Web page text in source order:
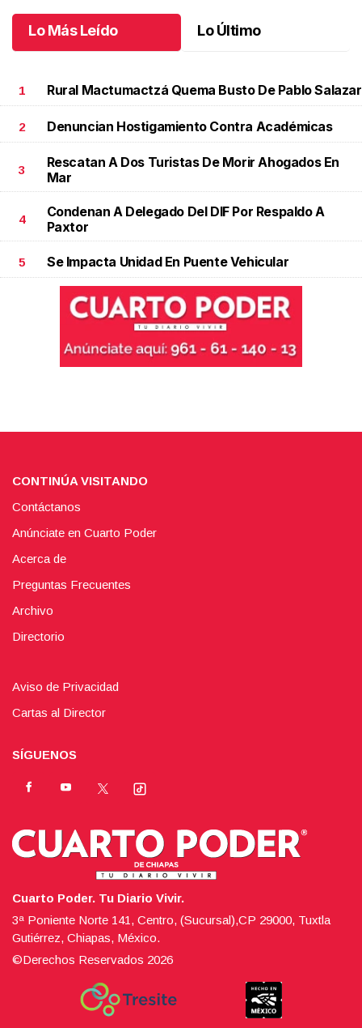
Lo Más Leído Lo Último
1 Rural Mactumactzá Quema Busto De Pablo Salazar
2 Denuncian Hostigamiento Contra Académicas
3
Rescatan A Dos Turistas De Morir Ahogados En
Mar
4
Condenan A Delegado Del DIF Por Respaldo A
Paxtor
5 Se Impacta Unidad En Puente Vehicular
CONTINÚA VISITANDO
Contáctanos
Anúnciate en Cuarto Poder
Acerca de
Preguntas Frecuentes
Archivo
Directorio
Aviso de Privacidad
Cartas al Director
SÍGUENOS
Cuarto Poder. Tu Diario Vivir.
3ª Poniente Norte 141, Centro, (Sucursal),CP 29000, Tuxtla
Gutiérrez, Chiapas, México.
©Derechos Reservados 2026